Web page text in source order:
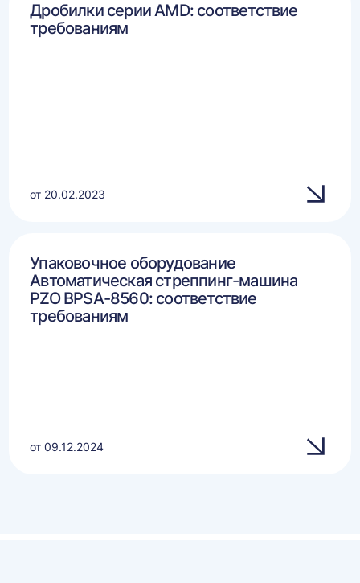
Дробилки серии AMD: соответствие
требованиям
от 20.02.2023
Упаковочное оборудование
Автоматическая стреппинг-машина
PZO BPSA-8560: соответствие
требованиям
от 09.12.2024